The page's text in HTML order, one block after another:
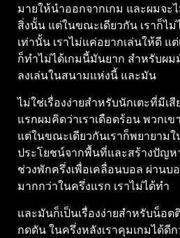
มายให้นําออกจากเกม และผมจะ
สิ่งนั้น แต่ในขณะเดียวกัน เราก็ไ
เท่านั้น เราไม่แค่อยากเล่นให้ดี แ
ก็ทําไม่ได้เกมนี้มันยาก สําหรับผ
ลงเล่นในสนามแห่งนี้ และมัน
ไม่ใช่เรื่องง่ายสําหรับนักเตะที่มีเ
แรกผมคิดว่าเราเดือดร้อน พวกเ
แต่ในขณะเดียวกันเราก็พยายามใ
ประโยชน์จากพื้นที่และสร้างปัญห
ช่วงพักครึ่งเพื่อเคลื่อนบอล ผ่านบ
มากกว่าในครึ่งแรก เราไม่ได้ทํา
และมันก็เป็นเรื่องง่ายสําหรับน็อต
กดดัน ในครึ่งหลังเราคุมเกมได้ดี